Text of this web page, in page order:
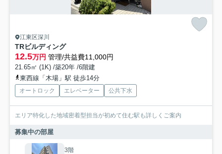
江東区深川
TRビルディング
12.5万円 管理/共益費11,000円
21.65㎡ (1K) /築20年 /6階建
東西線「木場」駅 徒歩14分
オートロック エレベーター 公共下水
エリア特化した地域密着型担当が初めて住む駅も詳しくご案内
募集中の部屋
3階